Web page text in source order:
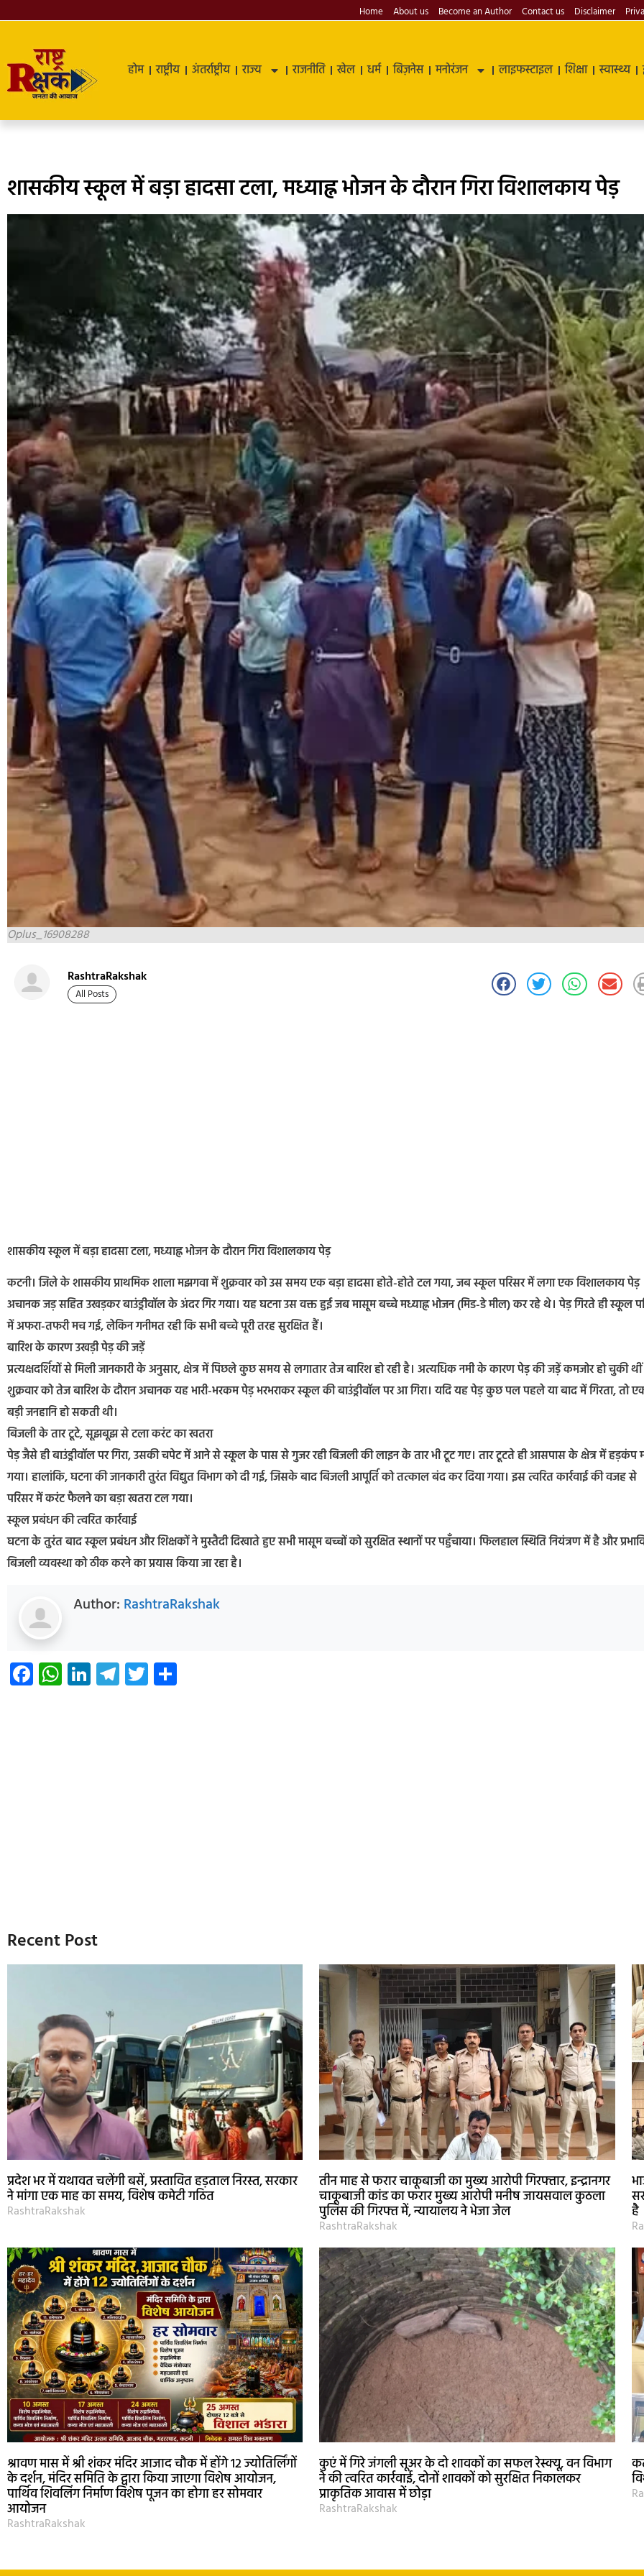
Home About us Become an Author Contact us Disclaimer
होम राष्ट्रीय अंतर्राष्ट्रीय राज्य राजनीति खेल धर्म बिज़नेस मनोरंजन लाइफस्टाइल शिक्षा स्वास्थ्य
शासकीय स्कूल में बड़ा हादसा टला, मध्याह्न भोजन के दौरान गिरा विशालकाय पेड़
Oplus_16908288
RashtraRakshak
All Posts
शासकीय स्कूल में बड़ा हादसा टला, मध्याह्न भोजन के दौरान गिरा विशालकाय पेड़
कटनी। जिले के शासकीय प्राथमिक शाला मझगवा में शुक्रवार को उस समय एक बड़ा हादसा होते-होते टल गया, जब स्कूल परिसर में लगा एक विशालकाय पेड़
अचानक जड़ सहित उखड़कर बाउंड्रीवॉल के अंदर गिर गया। यह घटना उस वक्त हुई जब मासूम बच्चे मध्याह्न भोजन (मिड-डे मील) कर रहे थे। पेड़ गिरते ही स्कूल
में अफरा-तफरी मच गई, लेकिन गनीमत रही कि सभी बच्चे पूरी तरह सुरक्षित हैं।
बारिश के कारण उखड़ी पेड़ की जड़ें
प्रत्यक्षदर्शियों से मिली जानकारी के अनुसार, क्षेत्र में पिछले कुछ समय से लगातार तेज बारिश हो रही है। अत्यधिक नमी के कारण पेड़ की जड़ें कमजोर हो चुकी
शुक्रवार को तेज बारिश के दौरान अचानक यह भारी-भरकम पेड़ भरभराकर स्कूल की बाउंड्रीवॉल पर आ गिरा। यदि यह पेड़ कुछ पल पहले या बाद में गिरता, तो
बड़ी जनहानि हो सकती थी।
बिजली के तार टूटे, सूझबूझ से टला करंट का खतरा
पेड़ जैसे ही बाउंड्रीवॉल पर गिरा, उसकी चपेट में आने से स्कूल के पास से गुजर रही बिजली की लाइन के तार भी टूट गए। तार टूटते ही आसपास के क्षेत्र में हड़कंप
गया। हालांकि, घटना की जानकारी तुरंत विद्युत विभाग को दी गई, जिसके बाद बिजली आपूर्ति को तत्काल बंद कर दिया गया। इस त्वरित कार्रवाई की वजह से
परिसर में करंट फैलने का बड़ा खतरा टल गया।
स्कूल प्रबंधन की त्वरित कार्रवाई
घटना के तुरंत बाद स्कूल प्रबंधन और शिक्षकों ने मुस्तैदी दिखाते हुए सभी मासूम बच्चों को सुरक्षित स्थानों पर पहुँचाया। फिलहाल स्थिति नियंत्रण में है और
बिजली व्यवस्था को ठीक करने का प्रयास किया जा रहा है।
Author: RashtraRakshak
Facebook
WhatsApp
LinkedIn
Telegram
Twitter
Recent Post
प्रदेश भर में यथावत चलेंगी बसें, प्रस्तावित हड़ताल निरस्त, सरकार
ने मांगा एक माह का समय, विशेष कमेटी गठित
RashtraRakshak
तीन माह से फरार चाकूबाजी का मुख्य आरोपी गिरफ्तार, इन्द्रानगर
चाकूबाजी कांड का फरार मुख्य आरोपी मनीष जायसवाल कुठला
पुलिस की गिरफ्त में, न्यायालय ने भेजा जेल
RashtraRakshak
है
श्रावण मास में श्री शंकर मंदिर आजाद चौक में होंगे 12 ज्योतिर्लिंगों
के दर्शन, मंदिर समिति के द्वारा किया जाएगा विशेष आयोजन,
पार्थिव शिवलिंग निर्माण विशेष पूजन का होगा हर सोमवार
आयोजन
RashtraRakshak
कुएं में गिरे जंगली सूअर के दो शावकों का सफल रेस्क्यू, वन विभाग
ने की त्वरित कार्रवाई, दोनों शावकों को सुरक्षित निकालकर
प्राकृतिक आवास में छोड़ा
RashtraRakshak